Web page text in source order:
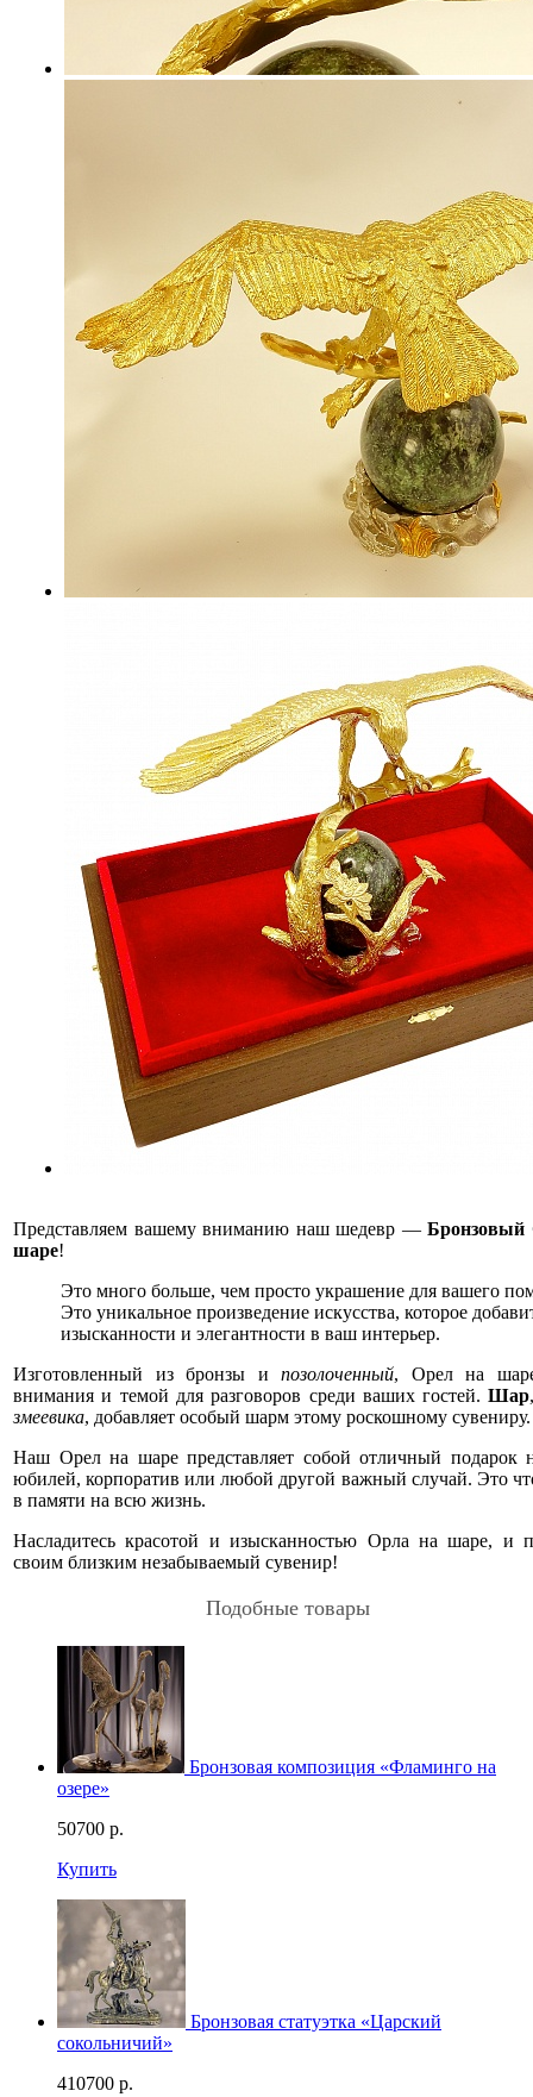
Представляем вашему вниманию наш шедевр —Бронзовый
шаре!
Это много больше, чем просто украшение для вашего
Это уникальное произведение искусства, которое
изысканности и элегантности в ваш интерьер.
Изготовленный из бронзы ипозолоченный, Орел на
внимания и темой для разговоров среди ваших гостей.Шар
змеевика, добавляет особый шарм этому роскошному сувениру.
Наш Орел на шаре представляет собой отличный подарок
юбилей, корпоратив или любой другой важный случай. Это
в памяти на всю жизнь.
Насладитесь красотой и изысканностью Орла на шаре, и
своим близким незабываемый сувенир!
Подобные товары
Бронзовая композиция «Фламинго на
озере»
50700 р.
Купить
Бронзовая статуэтка «Царский
сокольничий»
410700 р.